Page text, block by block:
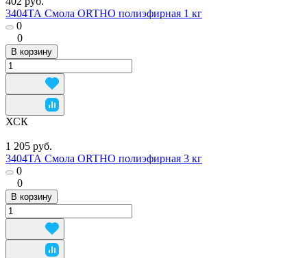
3404ТА Смола ORTHO полиэфирная 1 кг
0
0
В корзину
ХСК
1 205 руб.
3404ТА Смола ORTHO полиэфирная 3 кг
0
0
В корзину